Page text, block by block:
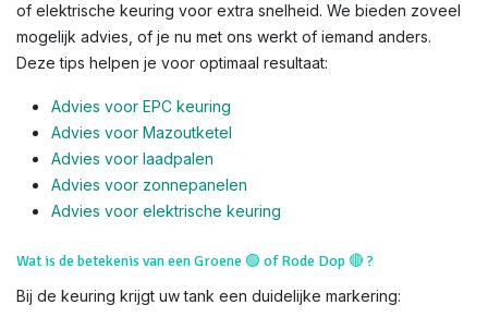
of elektrische keuring voor extra snelheid. We bieden zoveel
mogelijk advies, of je nu met ons werkt of iemand anders.
Deze tips helpen je voor optimaal resultaat:
Advies voor EPC keuring
Advies voor Mazoutketel
Advies voor laadpalen
Advies voor zonnepanelen
Advies voor elektrische keuring
Wat is de betekenis van een Groene 🟢 of Rode Dop🔴?
Bij de keuring krijgt uw tank een duidelijke markering: